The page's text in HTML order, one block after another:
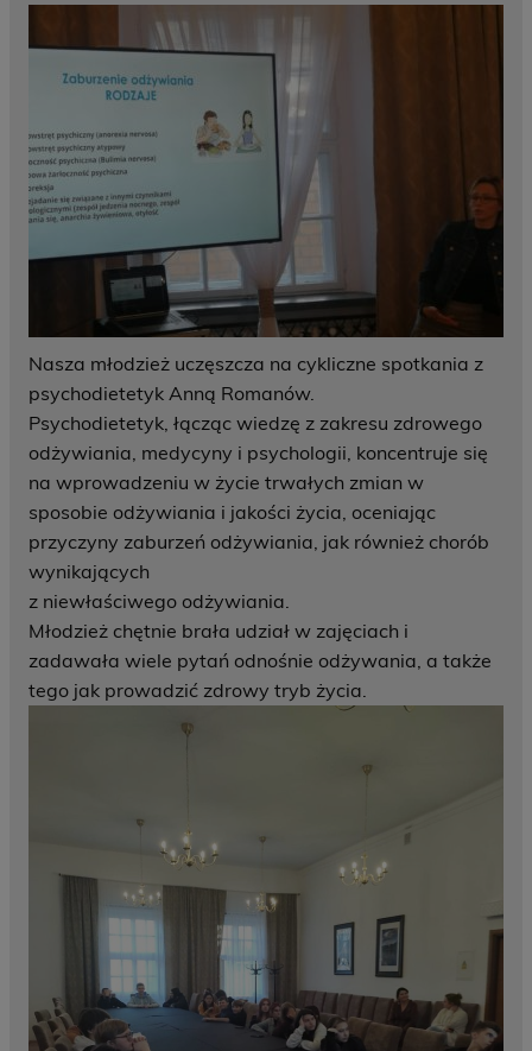
Nasza młodzież uczęszcza na cykliczne spotkania z
psychodietetyk Anną Romanów.
Psychodietetyk, łącząc wiedzę z zakresu zdrowego
odżywiania, medycyny i psychologii, koncentruje się
na wprowadzeniu w życie trwałych zmian w
sposobie odżywiania i jakości życia, oceniając
przyczyny zaburzeń odżywiania, jak również chorób
wynikających
z niewłaściwego odżywiania.
Młodzież chętnie brała udział w zajęciach i
zadawała wiele pytań odnośnie odżywania, a także
tego jak prowadzić zdrowy tryb życia.